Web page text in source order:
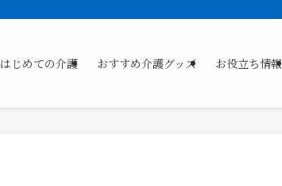
はじめての介護 おすすめ介護グッズ お役立ち情報